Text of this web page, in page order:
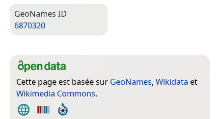
Geo­Names ID
6870320
Cette page est basée sur GeoNames, Wikidata et
Wikimedia Commons.